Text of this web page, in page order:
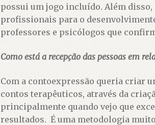
possui um jogo incluído. Além
profissionais para o
professores e psicólogos que
Como está a recepção das pessoas em
Com a contoexpressão queria criar
contos terapêuticos, através da
principalmente quando vejo que
resultados. É uma metodologia